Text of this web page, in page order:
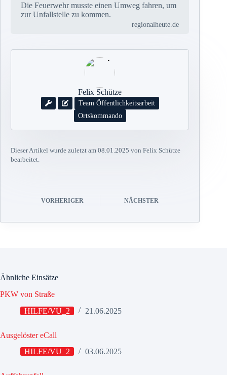
Die Feuerwehr musste einen Umweg fahren, um
zur Unfallstelle zu kommen.
regionalheute.de
Felix Schütze
Team Öffentlichkeitsarbeit
Ortskommando
Dieser Artikel wurde zuletzt am 08.01.2025 von Felix Schütze
bearbeitet.
VORHERIGER NÄCHSTER
Ähnliche Einsätze
PKW von Straße
HILFE/VU_2
21.06.2025
Ausgelöster eCall
HILFE/VU_2
03.06.2025